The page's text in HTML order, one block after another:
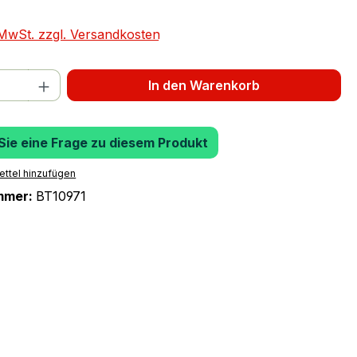
zzgl. Versandkosten
Gib den gewünschten Wert
In den Warenkorb
eine Frage zu diesem Produkt
hinzufügen
BT10971